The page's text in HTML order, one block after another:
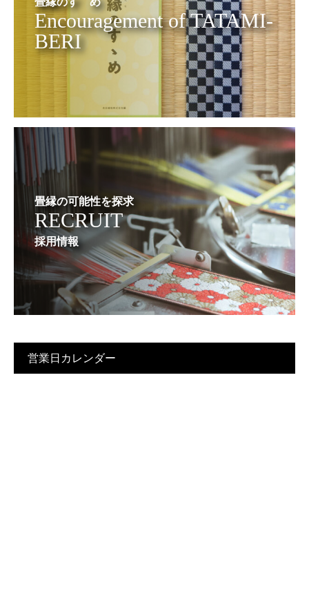
Encouragement of TATAMI-
BERI
畳縁の可能性を探求
RECRUIT
採用情報
営業日カレンダー